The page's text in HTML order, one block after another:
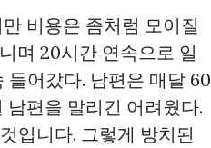
비용은 좀처럼 모이질
며 20시간 연속으로 일
어갔다. 남편은 매달 60
편을 말리긴 어려웠다.
입니다. 그렇게 방치된